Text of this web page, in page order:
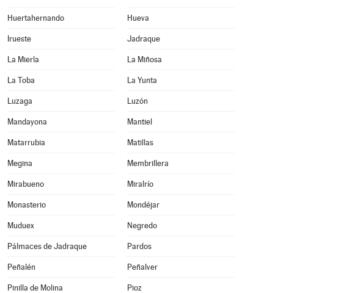
Huertahernando Hueva
Irueste Jadraque
La Mierla La Miñosa
La Toba La Yunta
Luzaga Luzón
Mandayona Mantiel
Matarrubia Matillas
Megina Membrillera
Mirabueno Miralrío
Monasterio Mondéjar
Muduex Negredo
Pálmaces de Jadraque Pardos
Peñalén Peñalver
Pinilla de Molina Pioz